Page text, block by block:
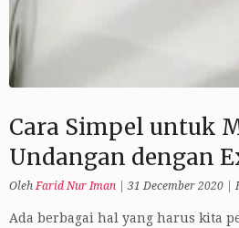
Cara Simpel untuk
Undangan dengan
Oleh Farid Nur Iman 31 December 2020
Ada berbagai hal yang harus kita